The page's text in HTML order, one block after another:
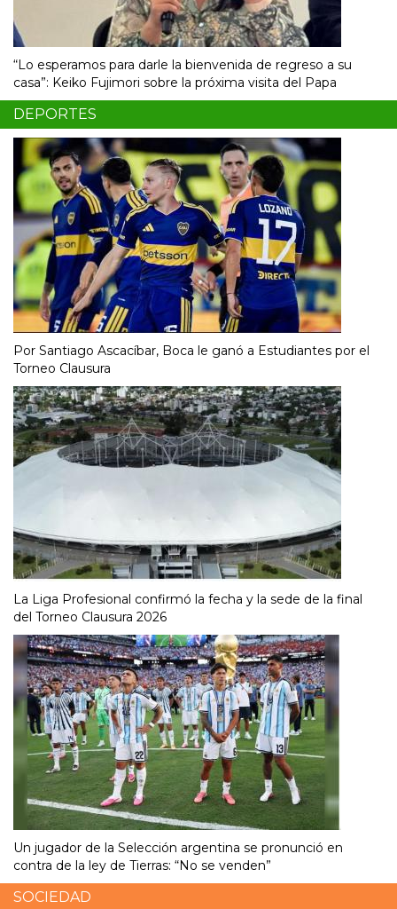
“Lo esperamos para darle la bienvenida de regreso a su
casa”: Keiko Fujimori sobre la próxima visita del Papa
DEPORTES
Por Santiago Ascacíbar, Boca le ganó a Estudiantes por el
Torneo Clausura
La Liga Profesional confirmó la fecha y la sede de la final
del Torneo Clausura 2026
Un jugador de la Selección argentina se pronunció en
contra de la ley de Tierras: “No se venden”
SOCIEDAD